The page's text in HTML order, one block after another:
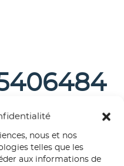
nous et nos
telles que les
aux informations de